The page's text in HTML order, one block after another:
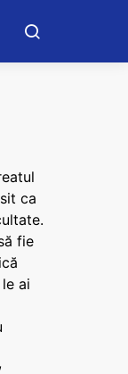
ca
fie
ai